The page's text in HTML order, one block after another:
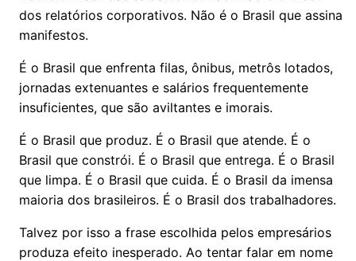
dos relatórios corporativos. Não é o Brasil que assina
manifestos.
É o Brasil que enfrenta filas, ônibus, metrôs lotados,
jornadas extenuantes e salários frequentemente
insuficientes, que são aviltantes e imorais.
É o Brasil que produz. É o Brasil que atende. É o
Brasil que constrói. É o Brasil que entrega. É o Brasil
que limpa. É o Brasil que cuida. É o Brasil da imensa
maioria dos brasileiros. É o Brasil dos trabalhadores.
Talvez por isso a frase escolhida pelos empresários
produza efeito inesperado. Ao tentar falar em nome